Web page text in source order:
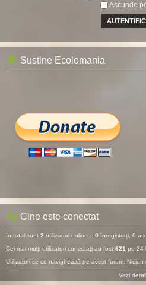
Ascunde
Sustine Ecolomania
Cine este conectat
In total sunt 2 utilizatori online :: 0 înregistrați, 0
Cei mai mulţi utilizatori conectaţi au fost 621 pe 24
Utilizatori ce ce navighează pe acest forum:
Vezi